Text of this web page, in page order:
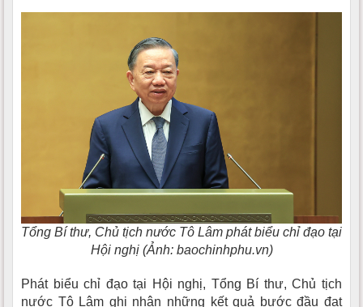
Tổng Bí thư, Chủ tịch nước Tô Lâm phát biểu chỉ đạo tại
Hội nghị (Ảnh: baochinhphu.vn)
Phát biểu chỉ đạo tại Hội nghị, Tổng Bí thư, Chủ tịch
nước Tô Lâm ghi nhận những kết quả bước đầu đạt